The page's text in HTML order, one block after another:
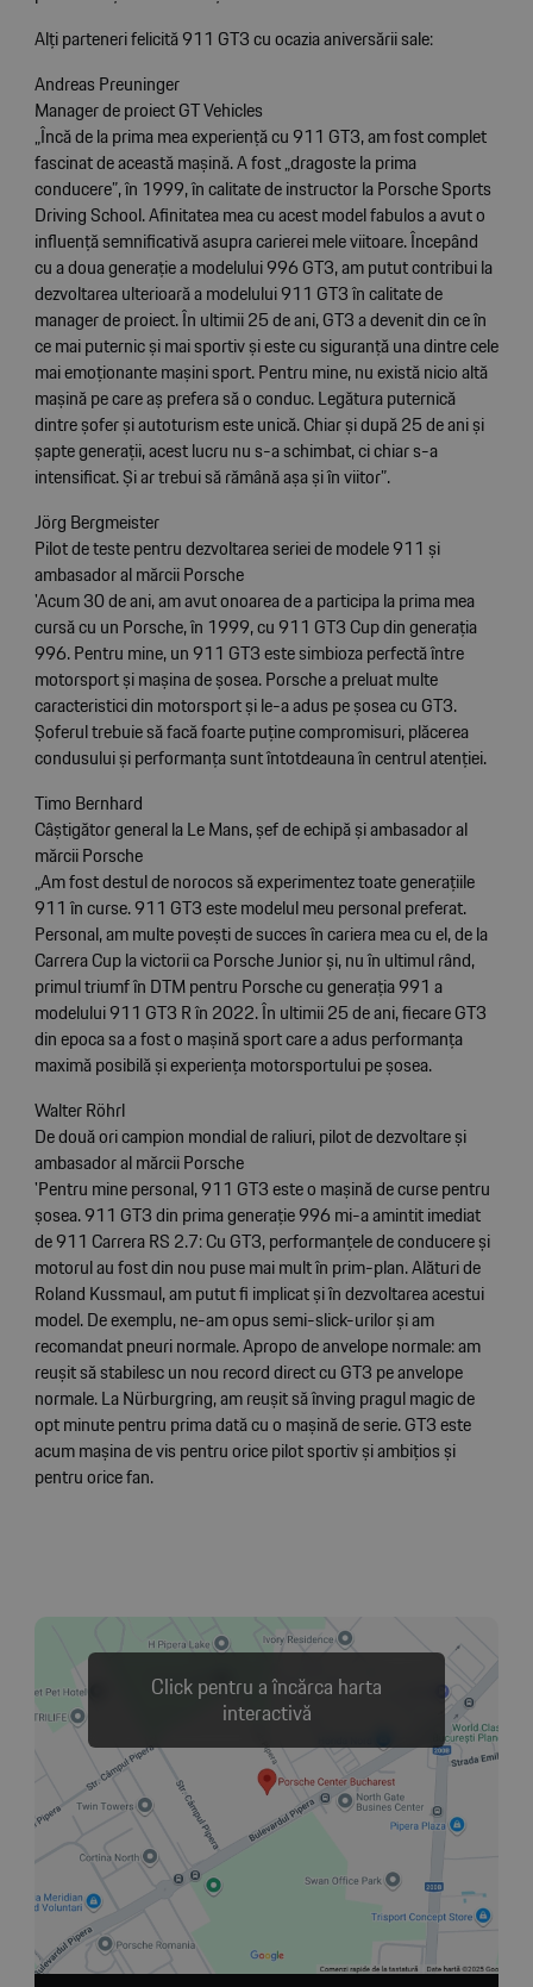
Alți parteneri felicită 911 GT3 cu ocazia aniversării sale:
Andreas Preuninger
Manager de proiect GT Vehicles
„Încă de la prima mea experiență cu 911 GT3, am fost complet
fascinat de această mașină. A fost „dragoste la prima
conducere”, în 1999, în calitate de instructor la Porsche Sports
Driving School. Afinitatea mea cu acest model fabulos a avut o
influență semnificativă asupra carierei mele viitoare. Începând
cu a doua generație a modelului 996 GT3, am putut contribui la
dezvoltarea ulterioară a modelului 911 GT3 în calitate de
manager de proiect. În ultimii 25 de ani, GT3 a devenit din ce în
ce mai puternic și mai sportiv și este cu siguranță una dintre cele
mai emoționante mașini sport. Pentru mine, nu există nicio altă
mașină pe care aș prefera să o conduc. Legătura puternică
dintre șofer și autoturism este unică. Chiar și după 25 de ani și
șapte generații, acest lucru nu s-a schimbat, ci chiar s-a
intensificat. Și ar trebui să rămână așa și în viitor”.
Jörg Bergmeister
Pilot de teste pentru dezvoltarea seriei de modele 911 și
ambasador al mărcii Porsche
'Acum 30 de ani, am avut onoarea de a participa la prima mea
cursă cu un Porsche, în 1999, cu 911 GT3 Cup din generația
996. Pentru mine, un 911 GT3 este simbioza perfectă între
motorsport și mașina de șosea. Porsche a preluat multe
caracteristici din motorsport și le-a adus pe șosea cu GT3.
Șoferul trebuie să facă foarte puține compromisuri, plăcerea
condusului și performanța sunt întotdeauna în centrul atenției.
Timo Bernhard
Câștigător general la Le Mans, șef de echipă și ambasador al
mărcii Porsche
„Am fost destul de norocos să experimentez toate generațiile
911 în curse. 911 GT3 este modelul meu personal preferat.
Personal, am multe povești de succes în cariera mea cu el, de la
Carrera Cup la victorii ca Porsche Junior și, nu în ultimul rând,
primul triumf în DTM pentru Porsche cu generația 991 a
modelului 911 GT3 R în 2022. În ultimii 25 de ani, fiecare GT3
din epoca sa a fost o mașină sport care a adus performanța
maximă posibilă și experiența motorsportului pe șosea.
Walter Röhrl
De două ori campion mondial de raliuri, pilot de dezvoltare și
ambasador al mărcii Porsche
'Pentru mine personal, 911 GT3 este o mașină de curse pentru
șosea. 911 GT3 din prima generație 996 mi-a amintit imediat
de 911 Carrera RS 2.7: Cu GT3, performanțele de conducere și
motorul au fost din nou puse mai mult în prim-plan. Alături de
Roland Kussmaul, am putut fi implicat și în dezvoltarea acestui
model. De exemplu, ne-am opus semi-slick-urilor și am
recomandat pneuri normale. Apropo de anvelope normale: am
reușit să stabilesc un nou record direct cu GT3 pe anvelope
normale. La Nürburgring, am reușit să înving pragul magic de
opt minute pentru prima dată cu o mașină de serie. GT3 este
acum mașina de vis pentru orice pilot sportiv și ambițios și
pentru orice fan.
Click pentru a încărca harta
interactivă